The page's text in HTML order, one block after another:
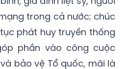
phát huy truyền thống
phần vào công cuộc
bảo vệ Tổ quốc, mãi là
các thế hệ trẻ noi theo